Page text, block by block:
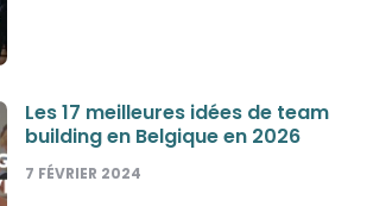
Les 17 meilleures idées de team
building en Belgique en 2026
7 FÉVRIER 2024